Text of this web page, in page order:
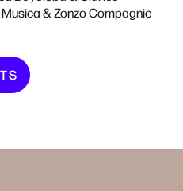
& Zonzo Compagnie